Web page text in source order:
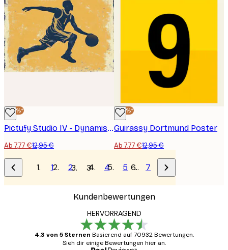
-40%*
Pictufy Studio IV - Dynamischer Dribbelnder Spieler Poster
Ab 7,77 €12,95 €
-40%*
Guirassy Dortmund Poster
Ab 7,77 €12,95 €
1 2 3 4 5 … 7
Kundenbewertungen
HERVORRAGEND
4.3 von 5 Sternen Basierend auf 70932 Bewertungen.
Sieh dir einige Bewertungen hier an.